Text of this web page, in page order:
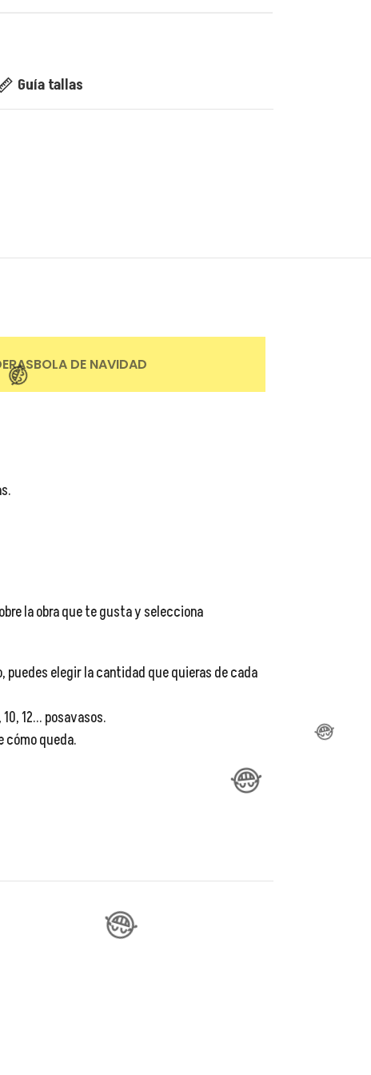
Guía tallas
BOLA DE NAVIDAD
la obra que te gusta y selecciona
puedes elegir la cantidad que quieras de cada
10, 12... posavasos.
cómo queda.